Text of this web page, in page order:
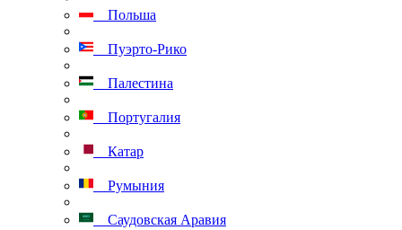
Польша
Пуэрто-Рико
Палестина
Португалия
Катар
Румыния
Саудовская Аравия